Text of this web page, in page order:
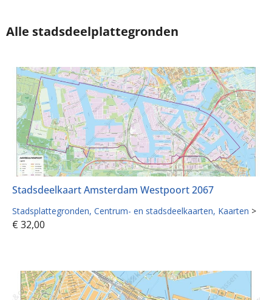
Alle stadsdeelplattegronden
Stadsdeelkaart Amsterdam Westpoort 2067
Stadsplattegronden Centrum- en stadsdeelkaarten Kaarten >
€ 32,00